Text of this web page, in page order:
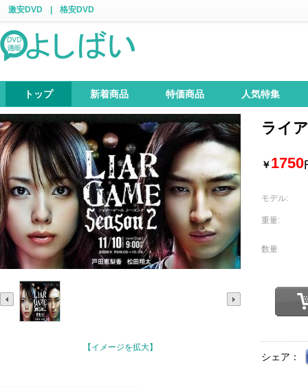
激安DVD 格安DVD
トップ 新着商品 特価商品 人気特集
【イメージを拡大】
ライ
￥1750
モデル:
重量:
数量
シェア：